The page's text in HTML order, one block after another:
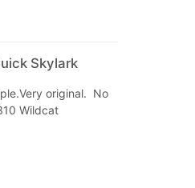
Skylark
original. No
Wildcat